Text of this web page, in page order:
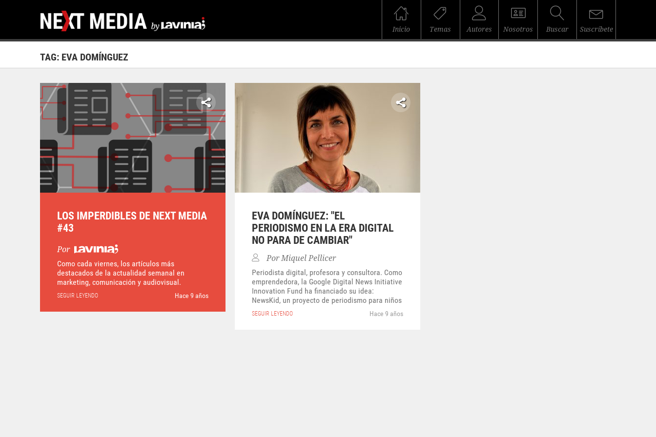
Inicio Temas Autores Nosotros Buscar Suscríbete
TAG: EVA DOMÍNGUEZ
LOS IMPERDIBLES DE NEXT MEDIA
#43
Por
Como cada viernes, los artículos más
destacados de la actualidad semanal en
marketing, comunicación y audiovisual.
SEGUIR LEYENDO Hace 9 años
EVA DOMÍNGUEZ: "EL
PERIODISMO EN LA ERA DIGITAL
NO PARA DE CAMBIAR"
PorMiquel Pellicer
Periodista digital, profesora y consultora. Como
emprendedora, la Google Digital News Initiative
Innovation Fund ha financiado su idea:
NewsKid, un proyecto de periodismo para niños
SEGUIR LEYENDO Hace 9 años